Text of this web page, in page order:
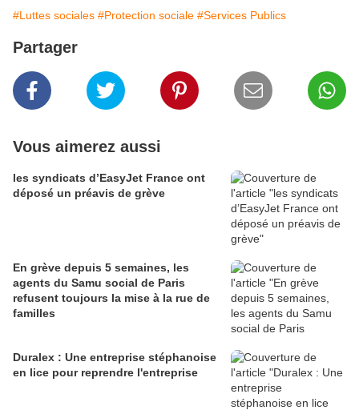
#Luttes sociales #Protection sociale #Services Publics
Partager
Vous aimerez aussi
les syndicats d’EasyJet France ont
déposé un préavis de grève
En grève depuis 5 semaines, les
agents du Samu social de Paris
refusent toujours la mise à la rue de
familles
Duralex : Une entreprise stéphanoise
en lice pour reprendre l'entreprise